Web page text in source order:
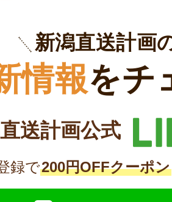
新潟直送計画
情報をチ
送計画公式
録で200円OFFクーポン